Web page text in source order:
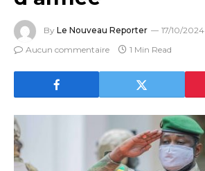
By Le Nouveau Reporter
17/10/2024
Aucun commentaire
1 Min Read